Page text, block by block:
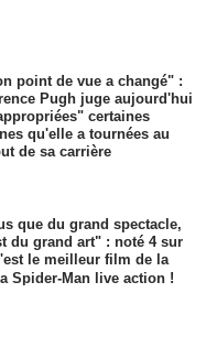
point de vue a changé" :
Pugh juge aujourd'hui
certaines
qu'elle a tournées au
de sa carrière
que du grand spectacle,
du grand art" : noté 4 sur
le meilleur film de la
Spider-Man live action !